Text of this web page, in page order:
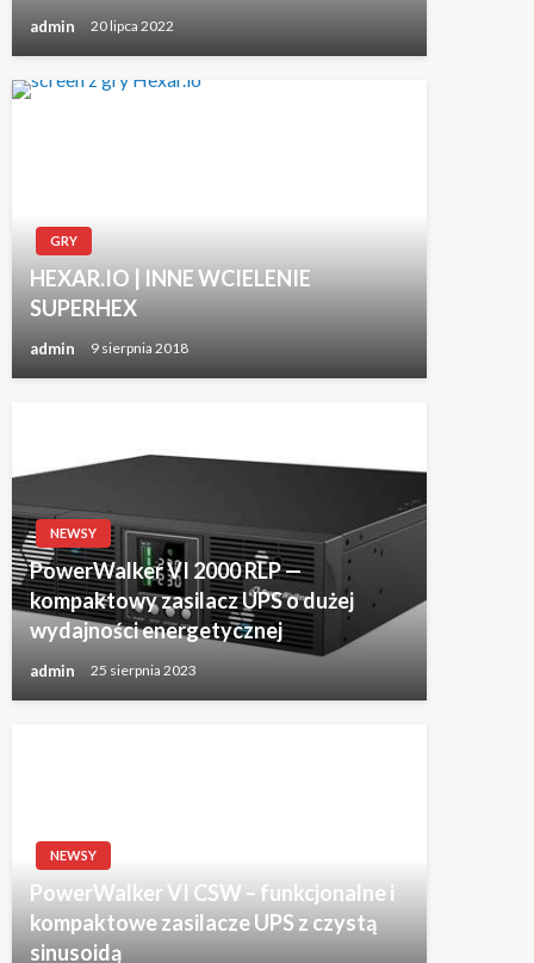
admin 20 lipca 2022
GRY
HEXAR.IO | INNE WCIELENIE
SUPERHEX
admin 9 sierpnia 2018
NEWSY
PowerWalker VI 2000 RLP —
kompaktowy zasilacz UPS o dużej
wydajności energetycznej
admin 25 sierpnia 2023
NEWSY
PowerWalker VI CSW – funkcjonalne i
kompaktowe zasilacze UPS z czystą
sinusoidą